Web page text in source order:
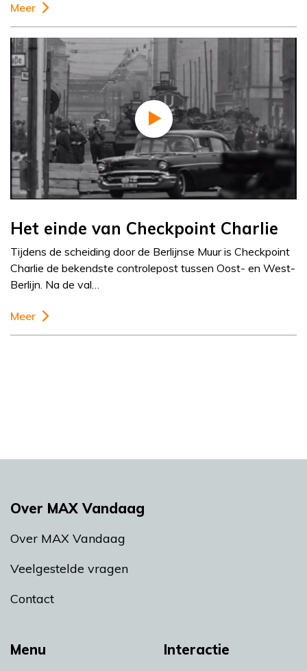
Meer
Het einde van Checkpoint Charlie
Tijdens de scheiding door de Berlijnse Muur is Checkpoint
Charlie de bekendste controlepost tussen Oost- en West-
Berlijn. Na de val…
Meer
Menu Interactie
Over MAX Vandaag
Over MAX Vandaag
Veelgestelde vragen
Contact